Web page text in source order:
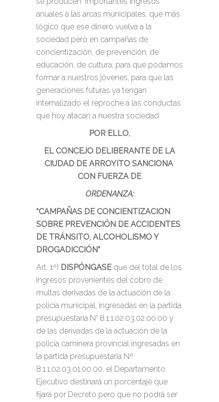
anuales a las arcas municipales, que más
lógico que ese dinero vuelva a la
sociedad pero en campañas de
concientización, de prevención, de
educación, de cultura, para que podamos
formar a nuestros jóvenes, para que las
generaciones futuras ya tengan
internalizado el reproche a las conductas
que hoy atacan a nuestra sociedad.
POR ELLO,
EL CONCEJO DELIBERANTE DE LA
CIUDAD DE ARROYITO SANCIONA
CON FUERZA DE
ORDENANZA:
“CAMPAÑAS DE CONCIENTIZACION
SOBRE PREVENCIÓN DE ACCIDENTES
DE TRÁNSITO, ALCOHOLISMO Y
DROGADICCIÓN”
Art. 1º) DISPÓNGASE que del total de los
ingresos provenientes del cobro de
multas derivadas de la actuación de la
policía municipal, ingresadas en la partida
presupuestaria N° 8.1.1.02.03.02.00.00 y
de las derivadas de la actuación de la
policía caminera provincial ingresadas en
la partida presupuestaria Nº
8.1.1.02.03.01.00.00, el Departamento
Ejecutivo destinará un porcentaje que
fijará por Decreto pero que no podrá ser